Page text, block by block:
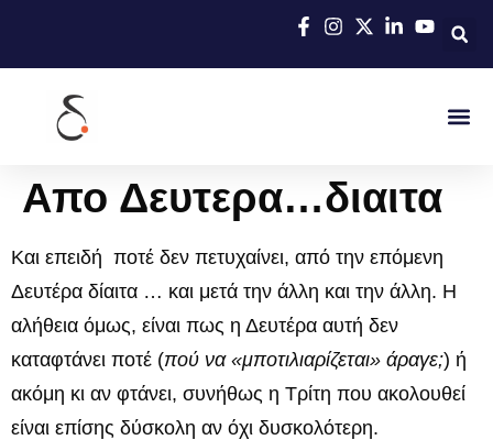
Απο Δευτερα…διαιτα
Και επειδή ποτέ δεν πετυχαίνει, από την επόμενη
Δευτέρα δίαιτα … και μετά την άλλη και την άλλη. Η
αλήθεια όμως, είναι πως η Δευτέρα αυτή δεν
καταφτάνει ποτέ (πού να «μποτιλιαρίζεται» άραγε;) ή
ακόμη κι αν φτάνει, συνήθως η Τρίτη που ακολουθεί
είναι επίσης δύσκολη αν όχι δυσκολότερη.